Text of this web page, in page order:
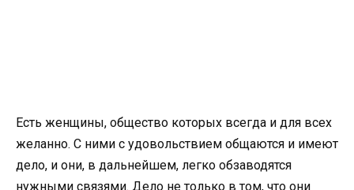
Есть женщины, общество которых всегда и для всех
желанно. С ними с удовольствием общаются и имеют
дело, и они, в дальнейшем, легко обзаводятся
нужными связями. Дело не только в том, что они